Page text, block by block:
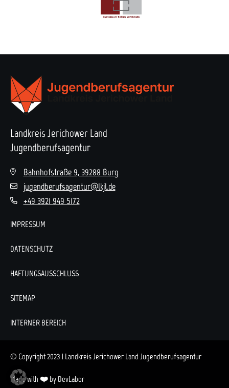
Landkreis Jerichower Land
Jugendberufsagentur
Bahnhofstraße 9, 39288 Burg
jugendberufsagentur@lkjl.de
+49 3921 949 5172
IMPRESSUM
DATENSCHUTZ
HAFTUNGSAUSSCHLUSS
SITEMAP
INTERNER BEREICH
© Copyright 2023 | Landkreis Jerichower Land Jugendberufsagentur
Made with ❤️ by DevLabor